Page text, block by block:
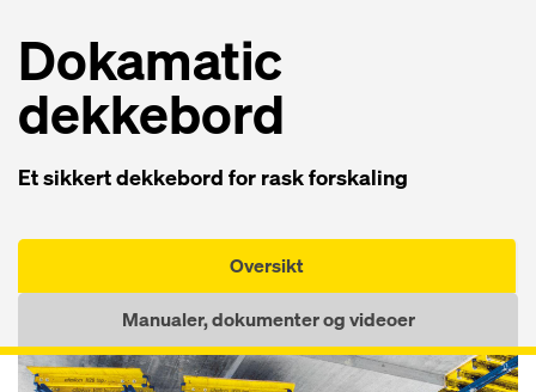
Dokamatic
dekkebord
Et sikkert dekkebord for rask forskaling
Oversikt
Manualer, dokumenter og videoer